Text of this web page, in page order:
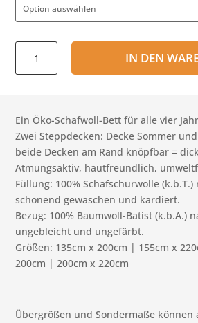
Ein Öko-Schafwoll-Bett für alle vier
Zwei Steppdecken: Decke Sommer
beide Decken am Rand knöpfbar =
Atmungsaktiv, hautfreundlich,
Füllung: 100% Schafschurwolle
schonend gewaschen und kardiert.
Bezug: 100% Baumwoll-Batist (k.b.A.)
ungebleicht und ungefärbt.
Größen: 135cm x 200cm | 155cm x
200cm | 200cm x 220cm
Übergrößen und Sondermaße können
Schafwollbett
Jahreszeiten
IN DEN